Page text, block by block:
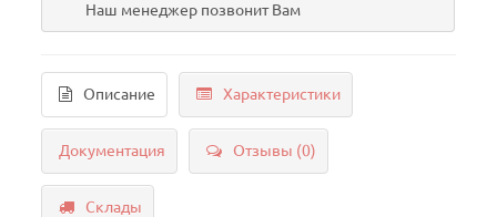
Наш менеджер позвонит Вам
Описание Характеристики
Документация Отзывы (0)
Склады